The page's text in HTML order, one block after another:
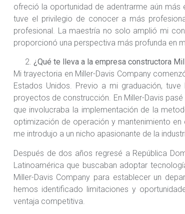
ofreció la oportunidad de adentrarme aún
tuve el privilegio de conocer a más
profesional. La maestría no solo amplió mi
proporcionó una perspectiva más profunda en
¿Qué te lleva a la empresa constructora
Mi trayectoria en Miller-Davis Company
Estados Unidos. Previo a mi graduación,
proyectos de construcción. En Miller-Davis
que involucraba la implementación de la
optimización de operación y mantenimiento
me introdujo a un nicho apasionante de la
Después de dos años regresé a República
Latinoamérica que buscaban adoptar
Miller-Davis Company para establecer un
hemos identificado limitaciones y
ventaja competitiva.